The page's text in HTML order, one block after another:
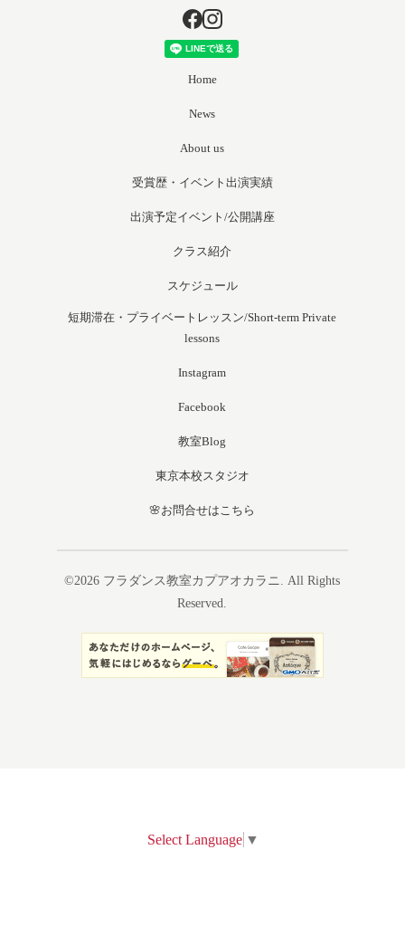
Select Language ▼
Home
News
About us
受賞歴・イベント出演実績
出演予定イベント/公開講座
クラス紹介
スケジュール
短期滞在・プライベートレッスン/Short-term Private
lessons
Instagram
Facebook
教室Blog
東京本校スタジオ
🌸お問合せはこちら
©2026 フラダンス教室カプアオカラニ. All Rights
Reserved.